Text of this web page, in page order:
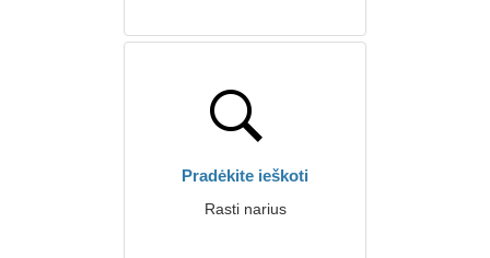
Pradėkite ieškoti
Rasti narius